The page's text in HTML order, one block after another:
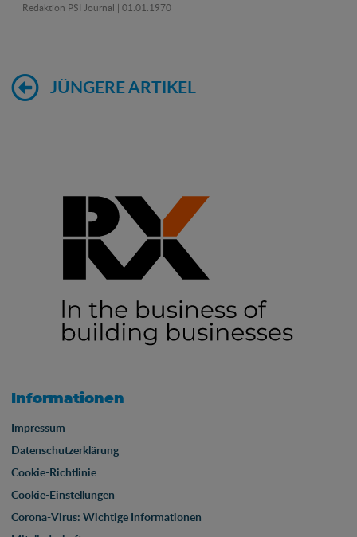
Redaktion PSI Journal | 01.01.1970
JÜNGERE ARTIKEL
Informationen
Impressum
Datenschutzerklärung
Cookie-Richtlinie
Cookie-Einstellungen
Corona-Virus: Wichtige Informationen